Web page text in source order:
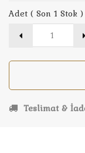
Adet ( Son 1 Stok )
Teslimat &